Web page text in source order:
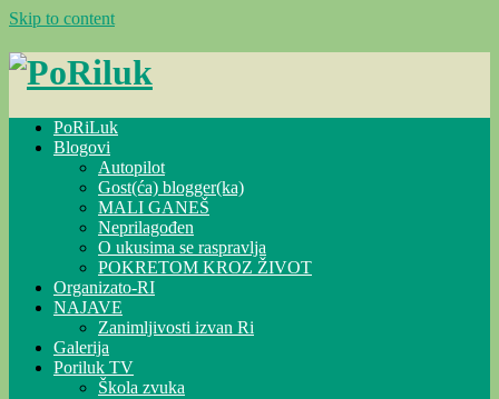
Skip to content
PoRiLuk
Blogovi
Autopilot
Gost(ća) blogger(ka)
MALI GANEŠ
Neprilagođen
O ukusima se raspravlja
POKRETOM KROZ ŽIVOT
Organizato-RI
NAJAVE
Zanimljivosti izvan Ri
Galerija
Poriluk TV
Škola zvuka